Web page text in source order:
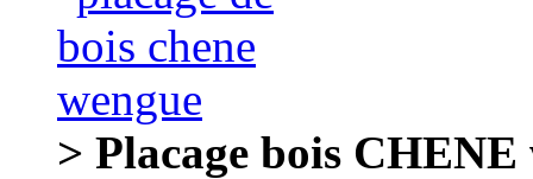
> Placage bois